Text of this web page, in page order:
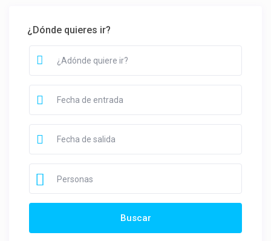
¿Dónde quieres ir?
Personas